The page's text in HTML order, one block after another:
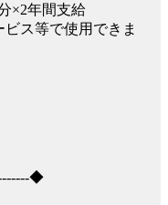
×2年間支給
ビス等で使用できま
◆